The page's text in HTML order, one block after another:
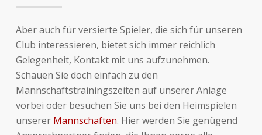
Aber auch für versierte Spieler, die sich für unseren
Club interessieren, bietet sich immer reichlich
Gelegenheit, Kontakt mit uns aufzunehmen.
Schauen Sie doch einfach zu den
Mannschaftstrainingszeiten auf unserer Anlage
vorbei oder besuchen Sie uns bei den Heimspielen
unserer Mannschaften. Hier werden Sie genügend